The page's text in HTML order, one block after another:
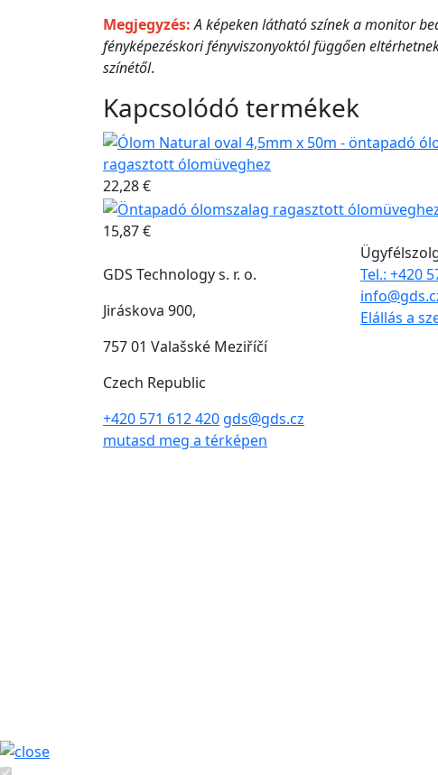
Megjegyzés: A képeken látható színek a monitor
fényképezéskori fényviszonyoktól függően
színétől.
Kapcsolódó termékek
ragasztott ólomüveghez
22,28 €
15,87 €
GDS Technology s. r. o.
Jiráskova 900,
757 01 Valašské Meziříčí
Czech Republic
+420 571 612 420 gds@gds.cz
mutasd meg a térképen
Tel.: +420
Elállás a